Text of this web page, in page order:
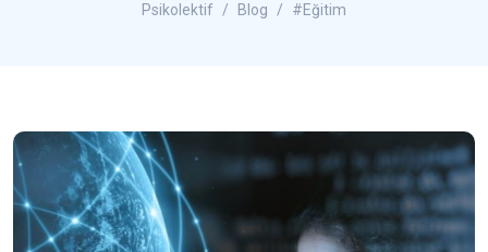
Psikolektif Blog #Eğitim